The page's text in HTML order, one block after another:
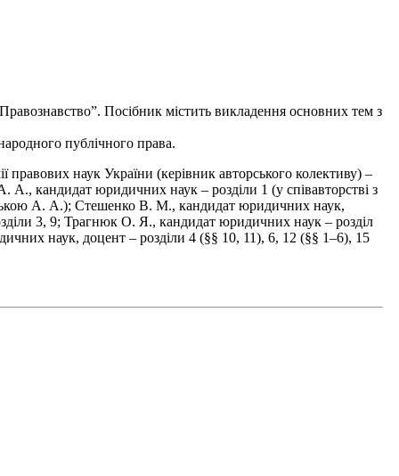
Посібник містить викладення основних тем з
публічного права.
наук України (керівник авторського колективу) –
кандидат юридичних наук – розділи 1 (у співавторстві з
А. А.); Стешенко В. М., кандидат юридичних наук,
3, 9; Трагнюк О. Я., кандидат юридичних наук – розділ
наук, доцент – розділи 4 (§§ 10, 11), 6, 12 (§§ 1–6), 15